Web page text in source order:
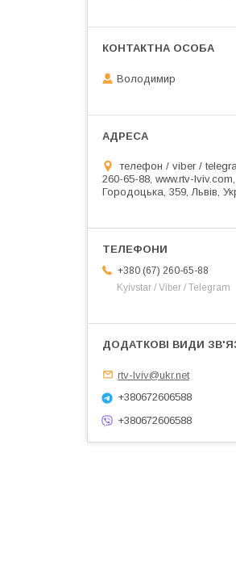
Володимир
телефон / viber /
260-65-88, www.rtv-lviv.com,
Городоцька, 359, Львів,
+380 (67) 260-65-88
Kyivstar / Viber / Telegram
rtv-lviv@ukr.net
+380672606588
+380672606588